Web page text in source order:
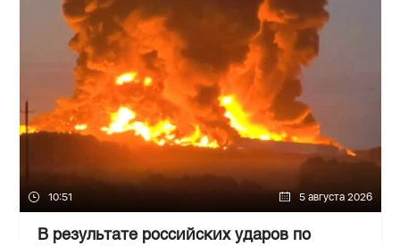
10:51 5 августа 2026
В результате российских ударов по